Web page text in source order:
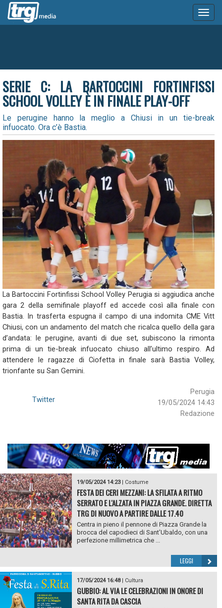
SERIE C: LA BARTOCCINI FORTINFISSI
SCHOOL VOLLEY È IN FINALE PLAY-OFF
Le perugine hanno la meglio a Chiusi in un tie-break
infuocato. Ora c’è Bastia.
La Bartoccini Fortinfissi School Volley Perugia si aggiudica anche
gara 2 della semifinale playoff ed accede così alla finale con
Bastia. In trasferta espugna il campo di una indomita CME Vitt
Chiusi, con un andamento del match che ricalca quello della gara
d’andata: le perugine, avanti di due set, subiscono la rimonta
prima di un tie-break infuocato chiuso all’ultimo respiro. Ad
attendere le ragazze di Ciofetta in finale sarà Bastia Volley,
trionfante su San Gemini.
Perugia
19/05/2024 14:43
Redazione
Twitter
19/05/2024 14:23| Costume
FESTA DEI CERI MEZZANI: LA SFILATA A RITMO
SERRATO E L'ALZATA IN PIAZZA GRANDE. DIRETTA
TRG DI NUOVO A PARTIRE DALLE 17.40
Centra in pieno il pennone di Piazza Grande la
brocca del capodieci di Sant’Ubaldo, con una
perfezione millimetrica che ...
LEGGI
17/05/2024 16:48| Cultura
GUBBIO: AL VIA LE CELEBRAZIONI IN ONORE DI
SANTA RITA DA CASCIA